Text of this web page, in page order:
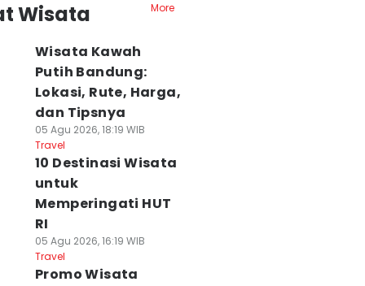
Wisata
More
Wisata Kawah
Putih Bandung:
Lokasi, Rute, Harga,
dan Tipsnya
05 Agu 2026, 18:19 WIB
Travel
10 Destinasi Wisata
untuk
Memperingati HUT
RI
05 Agu 2026, 16:19 WIB
Travel
Promo Wisata